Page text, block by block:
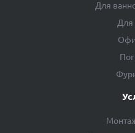
Для
Для